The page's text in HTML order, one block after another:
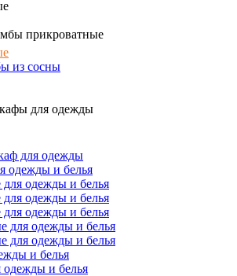
прикроватные
из сосны
для одежды
для одежды
одежды и белья
одежды и белья
одежды и белья
одежды и белья
для одежды и белья
для одежды и белья
и белья
и белья